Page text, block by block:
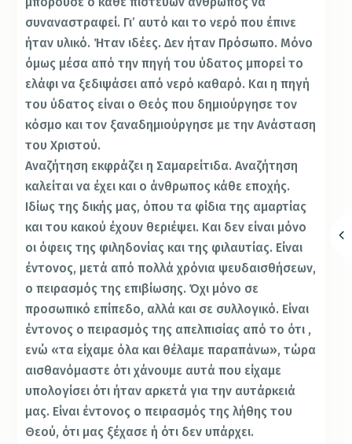
συναναστραφεί. Γι’ αυτό και το νερό που έπινε
ήταν υλικό. Ήταν ιδέες. Δεν ήταν Πρόσωπο. Μόνο
όμως μέσα από την πηγή του ύδατος μπορεί το
ελάφι να ξεδιψάσει από νερό καθαρό. Και η πηγή
του ύδατος είναι ο Θεός που δημιούργησε τον
κόσμο και τον ξαναδημιούργησε με την Ανάσταση
του Χριστού.
Αναζήτηση εκφράζει η Σαμαρείτιδα. Αναζήτηση
καλείται να έχει και ο άνθρωπος κάθε εποχής.
Ιδίως της δικής μας, όπου τα φίδια της αμαρτίας
και του κακού έχουν θεριέψει. Και δεν είναι μόνο
οι όφεις της φιληδονίας και της φιλαυτίας. Είναι
έντονος, μετά από πολλά χρόνια ψευδαισθήσεων,
ο πειρασμός της επιβίωσης. Όχι μόνο σε
προσωπικό επίπεδο, αλλά και σε συλλογικό. Είναι
έντονος ο πειρασμός της απελπισίας από το ότι ,
ενώ «τα είχαμε όλα και θέλαμε παραπάνω», τώρα
αισθανόμαστε ότι χάνουμε αυτά που είχαμε
υπολογίσει ότι ήταν αρκετά για την αυτάρκειά
μας. Είναι έντονος ο πειρασμός της λήθης του
Θεού, ότι μας ξέχασε ή ότι δεν υπάρχει.